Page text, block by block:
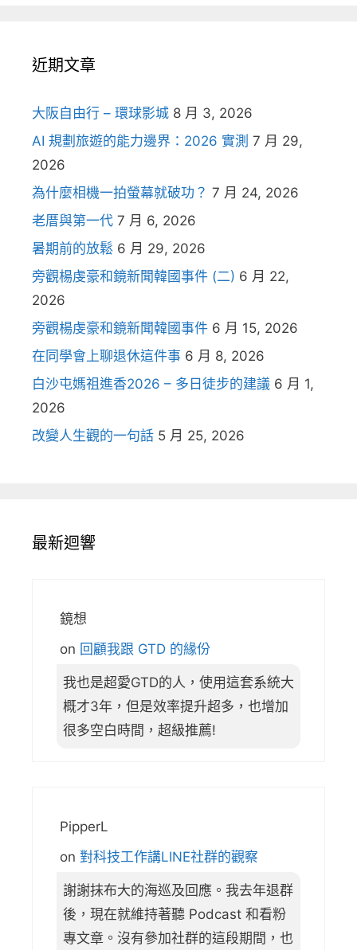
近期文章
大阪自由行 – 環球影城 8 月 3, 2026
AI 規劃旅遊的能力邊界：2026 實測 7 月 29,
2026
為什麼相機一拍螢幕就破功？ 7 月 24, 2026
老厝與第一代 7 月 6, 2026
暑期前的放鬆 6 月 29, 2026
旁觀楊虔豪和鏡新聞韓國事件 (二) 6 月 22,
2026
旁觀楊虔豪和鏡新聞韓國事件 6 月 15, 2026
在同學會上聊退休這件事 6 月 8, 2026
白沙屯媽祖進香2026 – 多日徒步的建議 6 月 1,
2026
改變人生觀的一句話 5 月 25, 2026
最新迴響
鏡想
on 回顧我跟 GTD 的緣份
我也是超愛GTD的人，使用這套系統大
概才3年，但是效率提升超多，也增加
很多空白時間，超級推薦!
PipperL
on 對科技工作講LINE社群的觀察
謝謝抹布大的海巡及回應。我去年退群
後，現在就維持著聽 Podcast 和看粉
專文章。沒有參加社群的這段期間，也